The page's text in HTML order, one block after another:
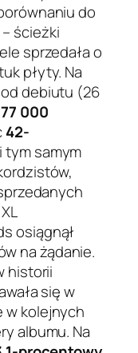
do
ścieżki
sprzedała o
płyty. Na
debiutu (26
000
42-
tym samym
osiągnął
na żądanie.
historii
się w
w kolejnych
albumu. Na